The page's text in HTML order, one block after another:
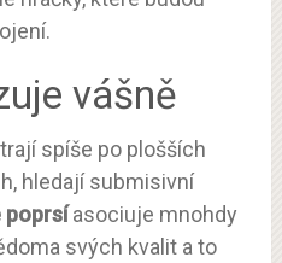
vášně
spíše po plošších
hledají submisivní
poprsíasociuje mnohdy
svých kvalit a to